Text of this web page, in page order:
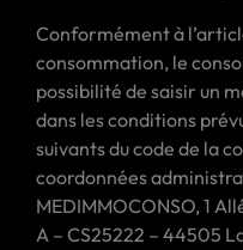
Conformément à
consommation, le
possibilité de saisir un
dans les conditions
suivants du code de la
coordonnées
MEDIMMOCONSO, 1
A – CS25222 – 44505